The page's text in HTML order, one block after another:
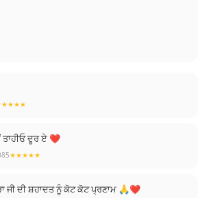
ਤਾਹੀਓ ਦੂਰ ਏ ❤
★★★★★
ਭਾਈ ਜਸਵੰਤ ਸਿੰਘ ਖਾਲੜਾ ਜੀ ਦੀ ਸ਼ਹਾਦਤ ਨੂੰ ਕੋਟ ਕੋਟ ਪ੍ਰਣਾਮ 🙏❤️